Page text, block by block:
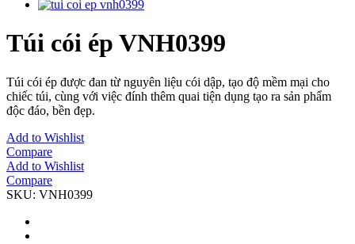
Túi cói ép VNH0399
Túi cói ép được đan từ nguyên liệu cói dập, tạo độ mềm mại cho
chiếc túi, cùng với việc đính thêm quai tiện dụng tạo ra sản phẩm
độc đáo, bền đẹp.
Add to Wishlist
Compare
Add to Wishlist
Compare
SKU: VNH0399